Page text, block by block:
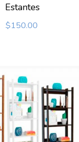
Estantes
$150.00